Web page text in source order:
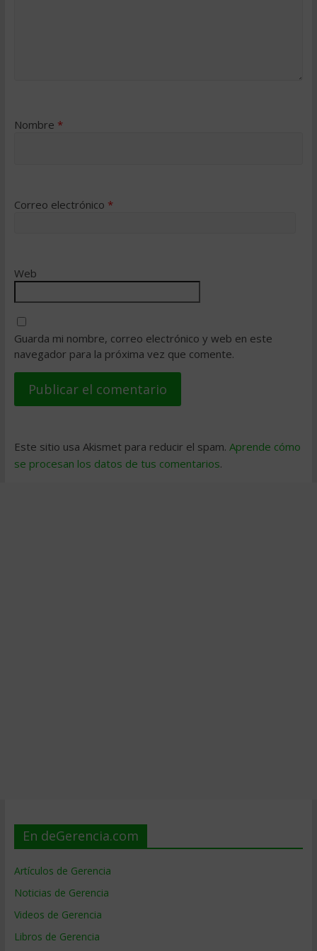
Nombre *
Correo electrónico *
Web
Guarda mi nombre, correo electrónico y web en este
navegador para la próxima vez que comente.
Este sitio usa Akismet para reducir el spam. Aprende cómo
se procesan los datos de tus comentarios.
En deGerencia.com
Artículos de Gerencia
Noticias de Gerencia
Videos de Gerencia
Libros de Gerencia